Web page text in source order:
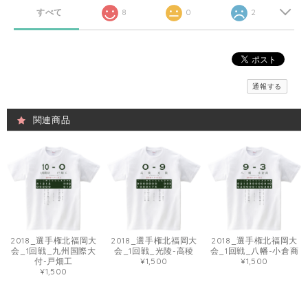
すべて 8 0 2
通報する
関連商品
2018_選手権北福岡大
会_1回戦_九州国際大
付-戸畑工
¥1,500
2018_選手権北福岡大
会_1回戦_光陵-高稜
¥1,500
2018_選手権北福岡大
会_1回戦_八幡-小倉商
¥1,500